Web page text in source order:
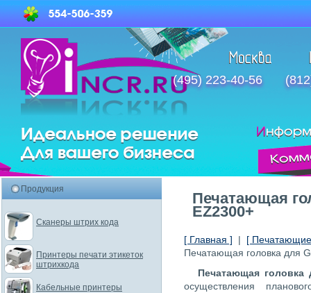
(495) 223-40-56
Печатающая
EZ2300+
[ Главная ] | [ Печатающие
Печатающая головка для
Печатающая
осуществления
Продукция
Сканеры штрих кода
Принтеры печати этикеток
штрихкода
Кабельные принтеры